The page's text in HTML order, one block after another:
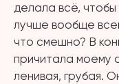
делала всё, чтобы
лучше вообще
что смешно? В
причитала моему
ленивая, грубая.